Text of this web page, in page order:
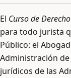
El Curso de
para todo jurista
Público: el
Administración
jurídicos de las